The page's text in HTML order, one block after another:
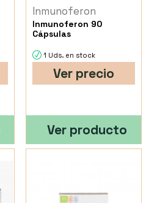
Inmunoferon
Inmunoferon 90
Cápsulas
1 Uds. en stock
Ver precio
Ver producto